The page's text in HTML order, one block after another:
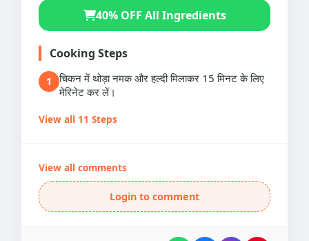
40% OFF All Ingredients
Cooking Steps
1
चिकन में थोड़ा नमक और हल्दी मिलाकर 15 मिनट के लिए
मेरिनेट कर लें।
View all 11 Steps
View all comments
Login to comment